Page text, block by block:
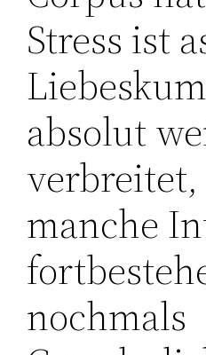
Stress ist
absolut
verbreitet,
manche
nochmals